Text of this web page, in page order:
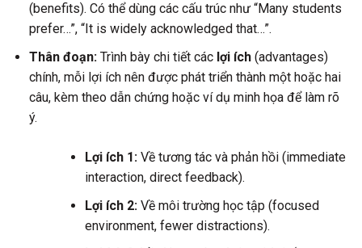
(benefits). Có thể dùng các cấu trúc như “Many students
prefer…”, “It is widely acknowledged that…”.
Thân đoạn:Trình bày chi tiết các lợi ích(advantages)
chính, mỗi lợi ích nên được phát triển thành một hoặc hai
câu, kèm theo dẫn chứng hoặc ví dụ minh họa để làm rõ
ý.
Lợi ích 1:Về tương tác và phản hồi (immediate
interaction, direct feedback).
Lợi ích 2:Về môi trường học tập (focused
environment, fewer distractions).